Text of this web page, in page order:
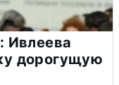
Ивлеева
дорогущую